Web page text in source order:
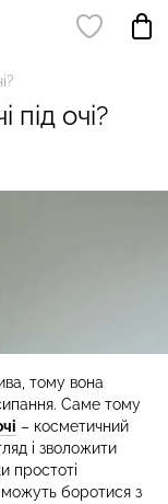
під очі?
тому вона
Саме тому
– косметичний
і зволожити
простоті
боротися з